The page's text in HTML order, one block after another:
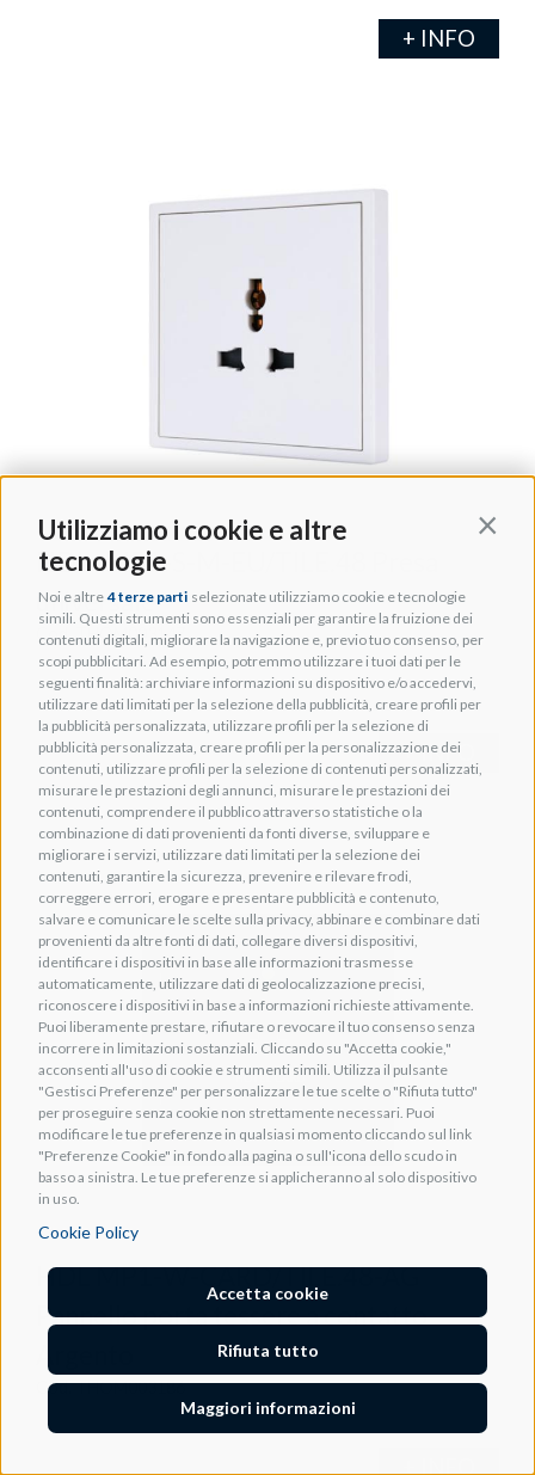
Utilizziamo i cookie e altre
tecnologie
Noi e altre 4 terze parti selezionate utilizziamo cookie e tecnologie
simili. Questi strumenti sono essenziali per garantire la fruizione dei
contenuti digitali, migliorare la navigazione e, previo tuo consenso, per
scopi pubblicitari. Ad esempio, potremmo utilizzare i tuoi dati per le
seguenti finalità: archiviare informazioni su dispositivo e/o accedervi,
utilizzare dati limitati per la selezione della pubblicità, creare profili per
la pubblicità personalizzata, utilizzare profili per la selezione di
pubblicità personalizzata, creare profili per la personalizzazione dei
contenuti, utilizzare profili per la selezione di contenuti personalizzati,
misurare le prestazioni degli annunci, misurare le prestazioni dei
contenuti, comprendere il pubblico attraverso statistiche o la
combinazione di dati provenienti da fonti diverse, sviluppare e
migliorare i servizi, utilizzare dati limitati per la selezione dei
contenuti, garantire la sicurezza, prevenire e rilevare frodi,
correggere errori, erogare e presentare pubblicità e contenuto,
salvare e comunicare le scelte sulla privacy, abbinare e combinare dati
provenienti da altre fonti di dati, collegare diversi dispositivi,
identificare i dispositivi in base alle informazioni trasmesse
automaticamente, utilizzare dati di geolocalizzazione precisi,
riconoscere i dispositivi in base a informazioni richieste attivamente.
Puoi liberamente prestare, rifiutare o revocare il tuo consenso senza
incorrere in limitazioni sostanziali. Cliccando su "Accetta cookie,"
acconsenti all'uso di cookie e strumenti simili. Utilizza il pulsante
"Gestisci Preferenze" per personalizzare le tue scelte o "Rifiuta tutto"
per proseguire senza cookie non strettamente necessari. Puoi
modificare le tue preferenze in qualsiasi momento cliccando sul link
"Preferenze Cookie" in fondo alla pagina o sull'icona dello scudo in
basso a sinistra. Le tue preferenze si applicheranno al solo dispositivo
in uso.
Cookie Policy
Accetta cookie
Rifiuta tutto
Maggiori informazioni
+ INFO
HDL -MP1-S-M-EU/TILE.48 Presa
universale
Cod. THOM003147
+ INFO
HDL MP1-W-CARD/TILE.48-AG
Pannello porta tessere a contatto
Cod. THOM003186